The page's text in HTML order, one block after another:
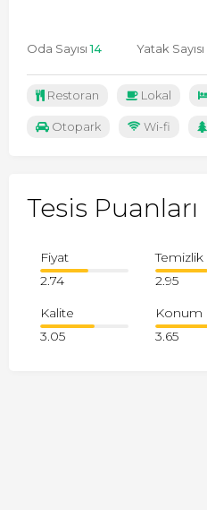
Oda Sayısı14 Yatak Sayısı
Restoran Lokal
Otopark Wi-fi
Tesis Puanları
Fiyat
2.74
Temizlik
2.95
Kalite
3.05
Konum
3.65